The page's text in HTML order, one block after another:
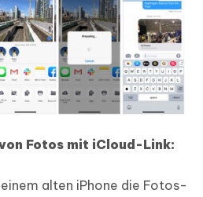
Fotos mit iCloud-Link:
alten iPhone die Fotos-